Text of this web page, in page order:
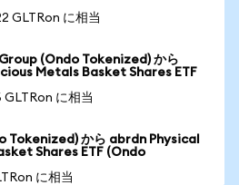
GLTRon に相当
(Ondo Tokenized) から
Metals Basket Shares ETF
GLTRon に相当
Tokenized) から abrdn Physical
Shares ETF (Ondo
に相当